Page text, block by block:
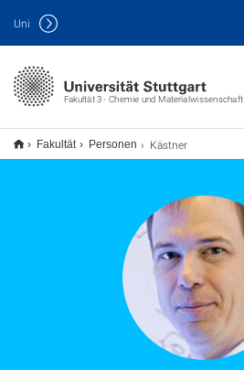
Fakultät 3 - Chemie und Materialwissenschaft
Uni
Fakultät Personen Kästner